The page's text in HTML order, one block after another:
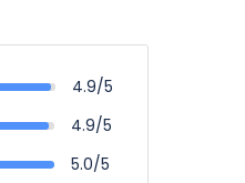
4.9/5
4.9/5
5.0/5